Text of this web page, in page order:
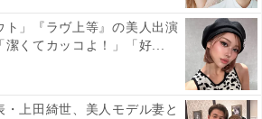
ト」『ラヴ上等』の美人出演
潔くてカッコよ！」「好...
・上田綺世、美人モデル妻と